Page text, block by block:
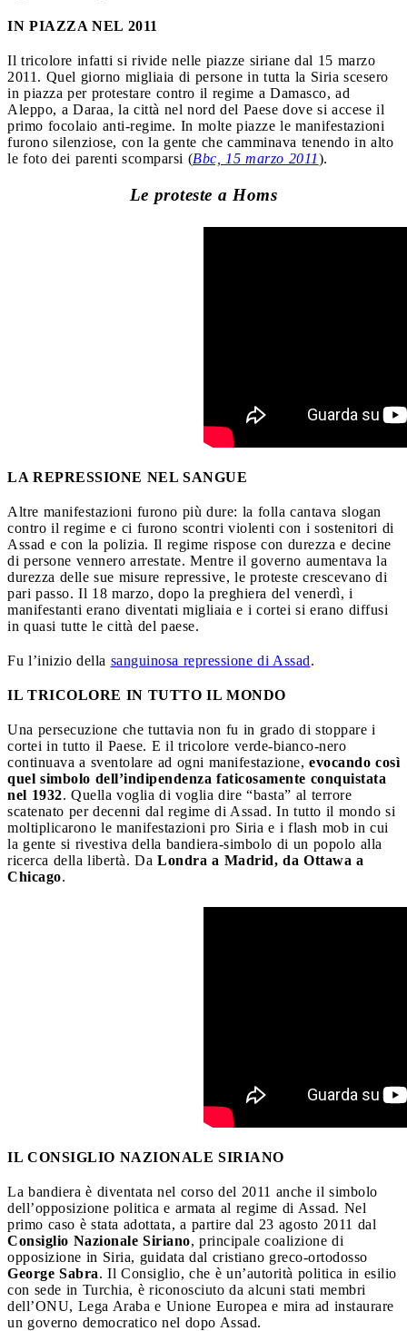
IN PIAZZA NEL 2011
Il tricolore infatti si rivide nelle piazze siriane dal 15 marzo
2011. Quel giorno migliaia di persone in tutta la Siria scesero
in piazza per protestare contro il regime a Damasco, ad
Aleppo, a Daraa, la città nel nord del Paese dove si accese il
primo focolaio anti-regime. In molte piazze le manifestazioni
furono silenziose, con la gente che camminava tenendo in alto
le foto dei parenti scomparsi (Bbc, 15 marzo 2011).
Le proteste a Homs
LA REPRESSIONE NEL SANGUE
Altre manifestazioni furono più dure: la folla cantava slogan
contro il regime e ci furono scontri violenti con i sostenitori di
Assad e con la polizia. Il regime rispose con durezza e decine
di persone vennero arrestate. Mentre il governo aumentava la
durezza delle sue misure repressive, le proteste crescevano di
pari passo. Il 18 marzo, dopo la preghiera del venerdì, i
manifestanti erano diventati migliaia e i cortei si erano diffusi
in quasi tutte le città del paese.
Fu l’inizio della sanguinosa repressione di Assad.
IL TRICOLORE IN TUTTO IL MONDO
Una persecuzione che tuttavia non fu in grado di stoppare i
cortei in tutto il Paese. E il tricolore verde-bianco-nero
continuava a sventolare ad ogni manifestazione, evocando così
quel simbolo dell’indipendenza faticosamente conquistata
nel 1932. Quella voglia di voglia dire “basta” al terrore
scatenato per decenni dal regime di Assad. In tutto il mondo si
moltiplicarono le manifestazioni pro Siria e i flash mob in cui
la gente si rivestiva della bandiera-simbolo di un popolo alla
ricerca della libertà. Da Londra a Madrid, da Ottawa a
Chicago.
IL CONSIGLIO NAZIONALE SIRIANO
La bandiera è diventata nel corso del 2011 anche il simbolo
dell’opposizione politica e armata al regime di Assad. Nel
primo caso è stata adottata, a partire dal 23 agosto 2011 dal
Consiglio Nazionale Siriano, principale coalizione di
opposizione in Siria, guidata dal cristiano greco-ortodosso
George Sabra. Il Consiglio, che è un’autorità politica in esilio
con sede in Turchia, è riconosciuto da alcuni stati membri
dell’ONU, Lega Araba e Unione Europea e mira ad instaurare
un governo democratico nel dopo Assad.